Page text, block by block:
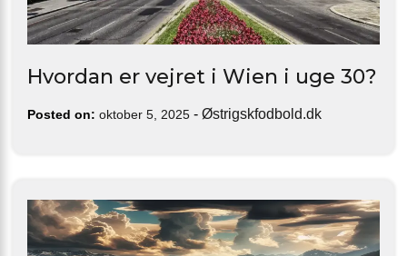
Hvordan er vejret i Wien i uge 30?
Posted on: oktober 5, 2025 - Østrigskfodbold.dk